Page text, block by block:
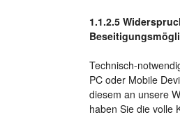
Technisch-
PC oder Mobile
diesem an unsere
haben Sie die volle